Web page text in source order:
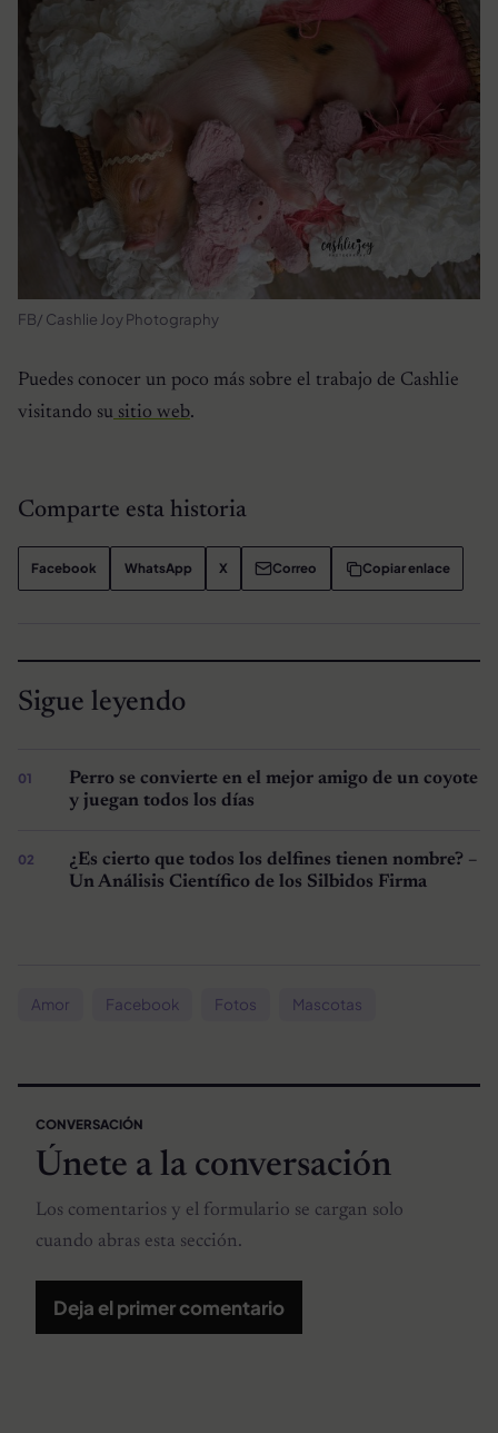
FB/ Cashlie Joy Photography
Puedes conocer un poco más sobre el trabajo de Cashlie
visitando su sitio web.
Comparte esta historia
Facebook WhatsApp X Correo Copiar enlace
Sigue leyendo
Perro se convierte en el mejor amigo de un coyote
y juegan todos los días
¿Es cierto que todos los delfines tienen nombre? –
Un Análisis Científico de los Silbidos Firma
Amor Facebook Fotos Mascotas
CONVERSACIÓN
Únete a la conversación
Los comentarios y el formulario se cargan solo
cuando abras esta sección.
Deja el primer comentario